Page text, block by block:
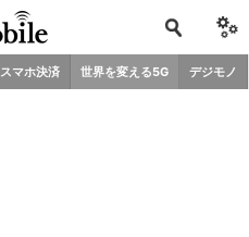
スマホ決済 世界を変える5G デジモノ